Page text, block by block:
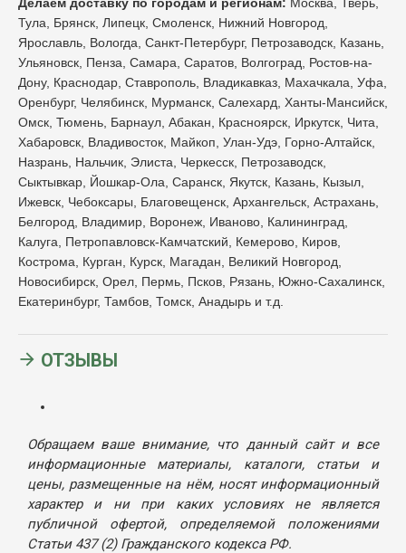
Тула, Брянск, Липецк, Смоленск, Нижний Новгород,
Ярославль, Вологда, Санкт-Петербург, Петрозаводск, Казань,
Ульяновск, Пенза, Самара, Саратов, Волгоград, Ростов-на-
Дону, Краснодар, Ставрополь, Владикавказ, Махачкала, Уфа,
Оренбург, Челябинск, Мурманск, Салехард, Ханты-Мансийск,
Омск, Тюмень, Барнаул, Абакан, Красноярск, Иркутск, Чита,
Хабаровск, Владивосток, Майкоп, Улан-Удэ, Горно-Алтайск,
Назрань, Нальчик, Элиста, Черкесск, Петрозаводск,
Сыктывкар, Йошкар-Ола, Саранск, Якутск, Казань, Кызыл,
Ижевск, Чебоксары, Благовещенск, Архангельск, Астрахань,
Белгород, Владимир, Воронеж, Иваново, Калининград,
Калуга, Петропавловск-Камчатский, Кемерово, Киров,
Кострома, Курган, Курск, Магадан, Великий Новгород,
Новосибирск, Орел, Пермь, Псков, Рязань, Южно-Сахалинск,
Екатеринбург, Тамбов, Томск, Анадырь и т.д.
ОТЗЫВЫ
Обращаем ваше внимание, что данный сайт и все
информационные материалы, каталоги, статьи и
цены, размещенные на нём, носят информационный
характер и ни при каких условиях не является
публичной офертой, определяемой положениями
Статьи 437 (2) Гражданского кодекса РФ.